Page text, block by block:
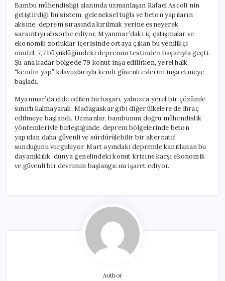
Bambu mühendisliği alanında uzmanlaşan Rafael Ascoli’nin
geliştirdiği bu sistem, geleneksel tuğla ve beton yapıların
aksine, deprem sırasında kırılmak yerine esneyerek
sarsıntıyı absorbe ediyor. Myanmar’daki iç çatışmalar ve
ekonomik zorluklar içerisinde ortaya çıkan bu yenilikçi
model, 7,7 büyüklüğündeki depremin testinden başarıyla geçti.
Şu ana kadar bölgede 79 konut inşa edilirken, yerel halk,
“kendin yap” kılavuzlarıyla kendi güvenli evlerini inşa etmeye
başladı.
Myanmar’da elde edilen bu başarı, yalnızca yerel bir çözümle
sınırlı kalmayarak, Madagaskar gibi diğer ülkelere de ihraç
edilmeye başlandı. Uzmanlar, bambunun doğru mühendislik
yöntemleriyle birleştiğinde, deprem bölgelerinde beton
yapıdan daha güvenli ve sürdürülebilir bir alternatif
sunduğunu vurguluyor. Mart ayındaki depremle kanıtlanan bu
dayanıklılık, dünya genelindeki konut krizine karşı ekonomik
ve güvenli bir devrimin başlangıcını işaret ediyor.
Author